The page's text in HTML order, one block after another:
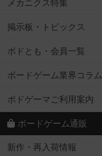
メカニクス特集
掲示板・トピックス
ボドとも・会員一覧
ボードゲーム業界コラム
ボドゲーマご利用案内
ボードゲーム通販
新作・再入荷情報